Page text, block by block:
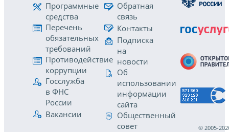
Программные
средства
Перечень
обязательных
требований
Противодействие
коррупции
Госслужба
в ФНС
России
Вакансии
Обратная
связь
Контакты
Подписка
на
новости
Об
использовании
информации
сайта
Общественный
совет
© 2005-